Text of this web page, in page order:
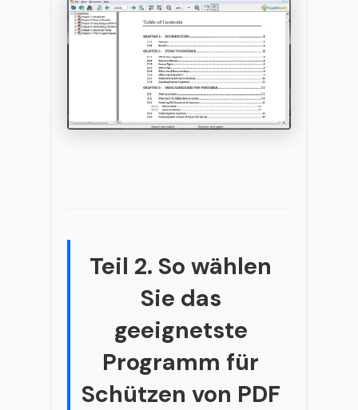
Teil 2. So wählen
Sie das
geeignetste
Programm für
Schützen von PDF